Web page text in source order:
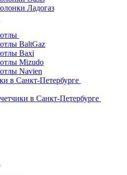
Ладогаз
BaltGaz
Baxi
Mizudo
Navien
в Санкт-Петербурге
в Санкт-Петербурге